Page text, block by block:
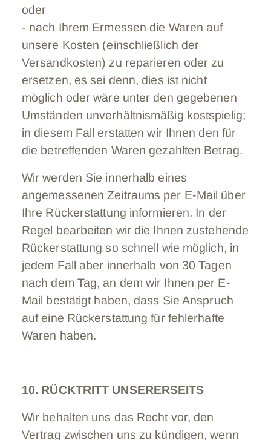
oder
- nach Ihrem Ermessen die Waren auf
unsere Kosten (einschließlich der
Versandkosten) zu reparieren oder zu
ersetzen, es sei denn, dies ist nicht
möglich oder wäre unter den gegebenen
Umständen unverhältnismäßig kostspielig;
in diesem Fall erstatten wir Ihnen den für
die betreffenden Waren gezahlten Betrag.
Wir werden Sie innerhalb eines
angemessenen Zeitraums per E-Mail über
Ihre Rückerstattung informieren. In der
Regel bearbeiten wir die Ihnen zustehende
Rückerstattung so schnell wie möglich, in
jedem Fall aber innerhalb von 30 Tagen
nach dem Tag, an dem wir Ihnen per E-
Mail bestätigt haben, dass Sie Anspruch
auf eine Rückerstattung für fehlerhafte
Waren haben.
10. RÜCKTRITT UNSERERSEITS
Wir behalten uns das Recht vor, den
Vertrag zwischen uns zu kündigen, wenn